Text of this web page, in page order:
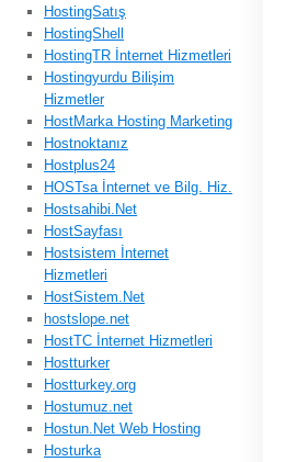
HostingSatış
HostingShell
HostingTR İnternet Hizmetleri
Hostingyurdu Bilişim
Hizmetler
HostMarka Hosting Marketing
Hostnoktanız
Hostplus24
HOSTsa İnternet ve Bilg. Hiz.
Hostsahibi.Net
HostSayfası
Hostsistem İnternet
Hizmetleri
HostSistem.Net
hostslope.net
HostTC İnternet Hizmetleri
Hostturker
Hostturkey.org
Hostumuz.net
Hostun.Net Web Hosting
Hosturka